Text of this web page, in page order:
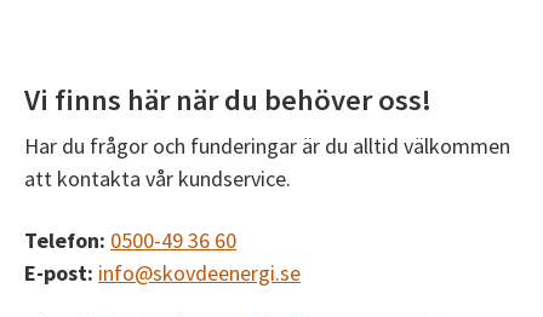
Vi finns här när du behöver oss!
Har du frågor och funderingar är du alltid välkommen
att kontakta vår kundservice.
Telefon: 0500-49 36 60
E-post: info@skovdeenergi.se